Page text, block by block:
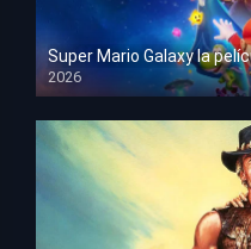
Super Mario Galaxy la
2026
HD 1080p